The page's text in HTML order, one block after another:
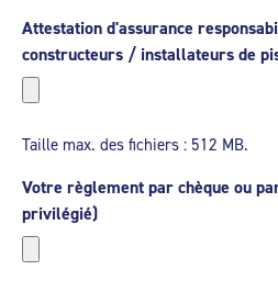
Attestation d'assurance
constructeurs / installateurs de
Taille max. des fichiers : 512 MB.
Votre règlement par chèque ou
privilégié)